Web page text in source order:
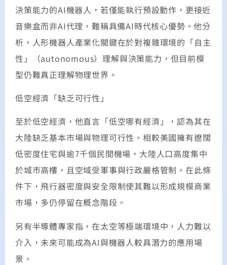
決策能力的AI機器人，若僅能執行預設動作，更接近
音樂盒而非AI代理，難稱具備AI時代核心優勢。他分
析，人形機器人產業化關鍵在於對複雜環境的「自主
性」（autonomous）理解與決策能力，但目前模
型仍難真正理解物理世界。
低空經濟「缺乏可行性」
至於低空經濟，他直言「低空哪有經濟」，認為其在
大陸缺乏基本市場與物理可行性。相較美國擁有遼闊
低密度住宅與逾7千個民間機場，大陸人口高度集中
於城市高樓，且空域受軍事與行政嚴格管制。在此條
件下，飛行器密度與安全限制使其難以形成規模商業
市場，多仍停留在概念階段。
另有半導體專家指，在太空等極端環境中，人力難以
介入，未來可能成為AI與機器人較具潛力的應用場
景。